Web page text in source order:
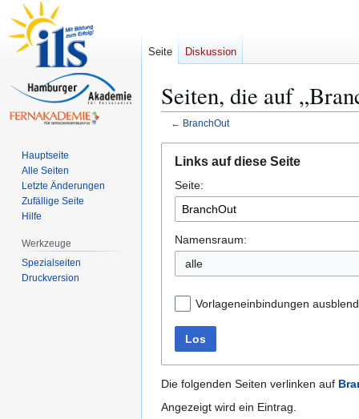
Seiten, die auf
← BranchOut
Navigation
springen
Suche
springen
Links auf diese Seite
Seite:
Namensraum:
alle
Vorlageneinbindungen
Los
Die folgenden Seiten verlinken auf
Angezeigt wird ein Eintrag.
Seite Diskussion
Hauptseite
Alle Seiten
Letzte Änderungen
Zufällige Seite
Hilfe
Werkzeuge
Spezialseiten
Druckversion